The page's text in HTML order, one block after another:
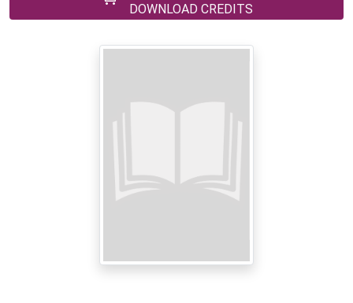
DOWNLOAD CREDITS